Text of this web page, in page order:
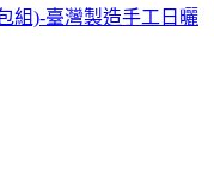
組)-臺灣製造手工日曬